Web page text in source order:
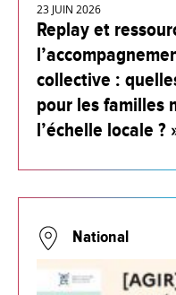
23 JUIN 2026
Replay et
collective :
pour les familles
l’échelle locale ?
National